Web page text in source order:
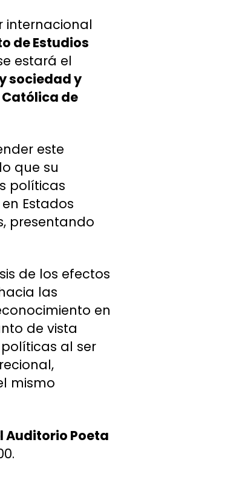
internacional
de Estudios
estará el
sociedad y
de
este
que su
políticas
Estados
presentando
de los efectos
las
en
de vista
al ser
mismo
Auditorio Poeta